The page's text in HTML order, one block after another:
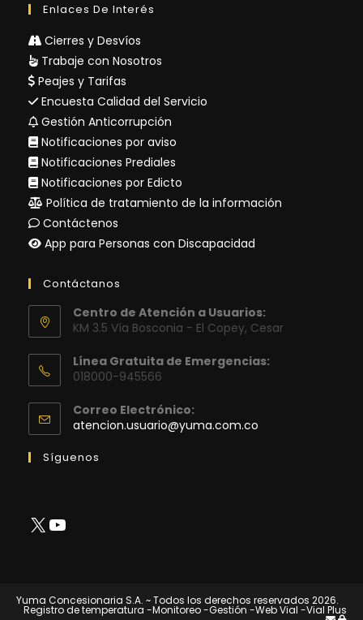
Enlaces De Interés
Cierres y Desvíos
Trabaje con Nosotros
Peajes y Tarifas
Encuesta Calidad del Servicio
Gestión Anticorrupción
Notificaciones por aviso
Notificaciones Prediales
Notificaciones por Edicto
Política de tratamiento de la información
Contáctenos
App para Personas con Discapacidad
Contáctanos
Centro de Atención a Usuarios:
KM 3.5 Vía Bosconia - El Copey, Cesar
Línea Gratuita de Emergencias:
018000-945566
Correo Electrónico:
atencion.usuario@yuma.com.co
Síguenos
X YouTube
Yuma Concesionaria S.A. ~ Todos los derechos reservados 2026.
Registro de temperatura -Monitoreo-Gestión -Web Vial -Vial Plus